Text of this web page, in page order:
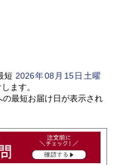
短 2026年08 月 15日土曜
ます。
最短お届け日が表示され